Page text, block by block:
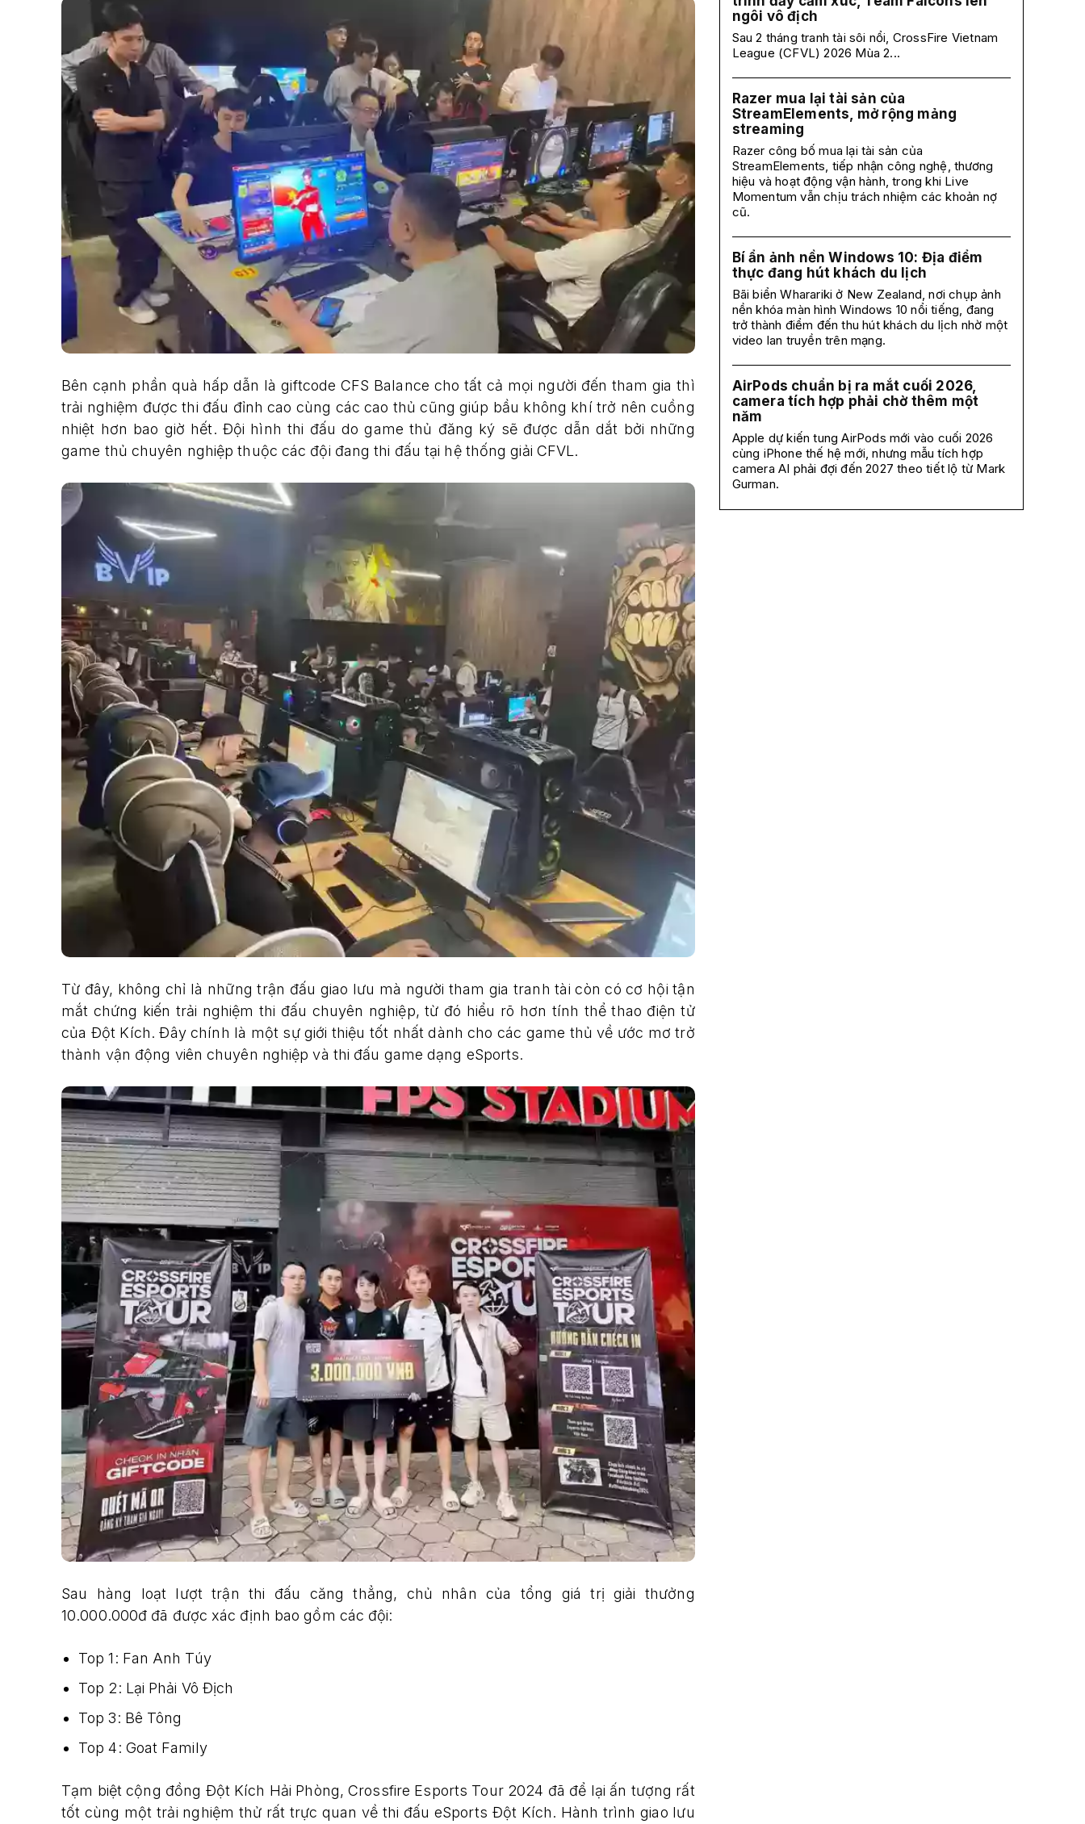
Bên cạnh phần quà hấp dẫn là giftcode CFS Balance cho tất cả mọi người đến tham gia thì
trải nghiệm được thi đấu đỉnh cao cùng các cao thủ cũng giúp bầu không khí trở nên cuồng
nhiệt hơn bao giờ hết. Đội hình thi đấu do game thủ đăng ký sẽ được dẫn dắt bởi những
game thủ chuyên nghiệp thuộc các đội đang thi đấu tại hệ thống giải CFVL.
Từ đây, không chỉ là những trận đấu giao lưu mà người tham gia tranh tài còn có cơ hội tận
mắt chứng kiến trải nghiệm thi đấu chuyên nghiệp, từ đó hiểu rõ hơn tính thể thao điện tử
của Đột Kích. Đây chính là một sự giới thiệu tốt nhất dành cho các game thủ về ước mơ trở
thành vận động viên chuyên nghiệp và thi đấu game dạng eSports.
Sau hàng loạt lượt trận thi đấu căng thẳng, chủ nhân của tổng giá trị giải thưởng
10.000.000đ đã được xác định bao gồm các đội:
Top 1: Fan Anh Túy
Top 2: Lại Phải Vô Địch
Top 3: Bê Tông
Top 4: Goat Family
Tạm biệt cộng đồng Đột Kích Hải Phòng, Crossfire Esports Tour 2024 đã để lại ấn tượng rất
tốt cùng một trải nghiệm thử rất trực quan về thi đấu eSports Đột Kích. Hành trình giao lưu
ngôi vô địch
Sau 2 tháng tranh tài sôi nổi, CrossFire Vietnam
League (CFVL) 2026 Mùa 2...
Razer mua lại tài sản của
StreamElements, mở rộng mảng
streaming
Razer công bố mua lại tài sản của
StreamElements, tiếp nhận công nghệ, thương
hiệu và hoạt động vận hành, trong khi Live
Momentum vẫn chịu trách nhiệm các khoản nợ
cũ.
Bí ẩn ảnh nền Windows 10: Địa điểm
thực đang hút khách du lịch
Bãi biển Wharariki ở New Zealand, nơi chụp ảnh
nền khóa màn hình Windows 10 nổi tiếng, đang
trở thành điểm đến thu hút khách du lịch nhờ một
video lan truyền trên mạng.
AirPods chuẩn bị ra mắt cuối 2026,
camera tích hợp phải chờ thêm một
năm
Apple dự kiến tung AirPods mới vào cuối 2026
cùng iPhone thế hệ mới, nhưng mẫu tích hợp
camera AI phải đợi đến 2027 theo tiết lộ từ Mark
Gurman.